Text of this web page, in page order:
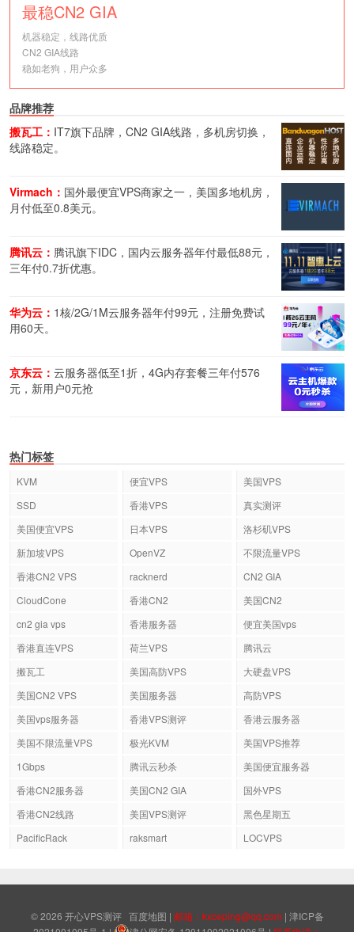
最稳CN2 GIA
机器稳定，线路优质
CN2 GIA线路
稳如老狗，用户众多
品牌推荐
搬瓦工： IT7旗下品牌，CN2 GIA线路，多机房切换，
线路稳定。
Virmach： 国外最便宜VPS商家之一，美国多地机房，
月付低至0.8美元。
腾讯云： 腾讯旗下IDC，国内云服务器年付最低88元，
三年付0.7折优惠。
华为云： 1核/2G/1M云服务器年付99元，注册免费试
用60天。
京东云： 云服务器低至1折，4G内存套餐三年付576
元，新用户0元抢
热门标签
KVM 便宜VPS
美国VPS
SSD
香港VPS
真实测评
美国便宜VPS
日本VPS
洛杉矶VPS
新加坡VPS
OpenVZ
不限流量VPS
香港CN2 VPS
racknerd
CN2 GIA
CloudCone
香港CN2
美国CN2
cn2 gia vps
香港服务器
便宜美国vps
香港直连VPS
荷兰VPS
腾讯云
搬瓦工
美国高防VPS
大硬盘VPS
美国CN2 VPS
美国服务器
高防VPS
美国vps服务器
香港VPS测评
香港云服务器
美国不限流量VPS
极光KVM
美国VPS推荐
1Gbps
腾讯云秒杀
美国便宜服务器
香港CN2服务器
美国CN2 GIA
国外VPS
香港CN2线路
美国VPS测评
黑色星期五
PacificRack
raksmart LOCVPS
© 2026 开心VPS测评 百度地图 | 邮箱：kxceping@qq.com | 津ICP备